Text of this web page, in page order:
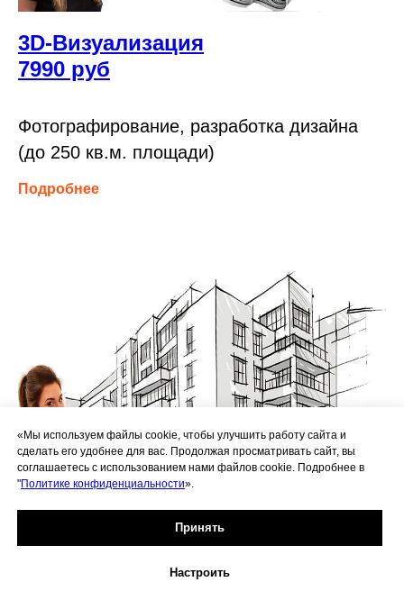
3D-Визуализация
7990 руб
Фотографирование, разработка дизайна
(до 250 кв.м. площади)
Подробнее
Выезд менеджера-замерщика с
4990 руб
«Мы используем файлы cookie, чтобы улучшить работу сайта и
сделать его удобнее для вас. Продолжая просматривать сайт, вы
соглашаетесь с использованием нами файлов cookie. Подробнее в
"Политике конфиденциальности».
Принять
Настроить